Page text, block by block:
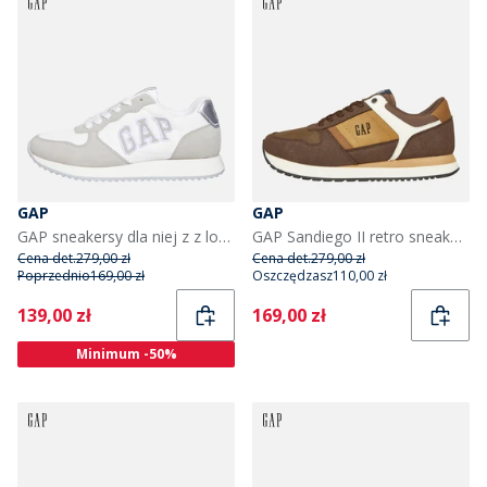
GAP
GAP sneakersy dla niej z z logo Nashville Arch kolor Biały
Cena det.279,00 zł
Poprzednio169,00 zł
Current
139,00 zł
Minimum -50%
GAP
GAP Sandiego II retro sneakersy dla niego kolor brązowy
Cena det.279,00 zł
Oszczędzasz110,00 zł
Current
169,00 zł